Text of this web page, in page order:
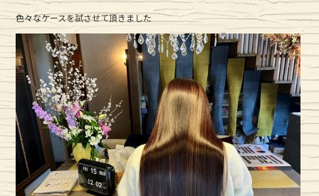
色々なケースを試させて頂きました